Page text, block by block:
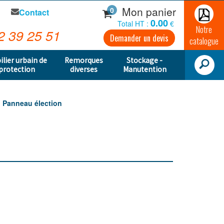
urbain de
Remorques
diverses
Stockage -
Manutention
Contact
39 25 51
0 Mon panier
Total HT : 0.00 €
Demander un devis
Notre
catalogue
Panneau élection